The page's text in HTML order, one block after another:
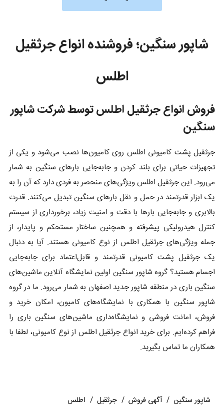
شاپور سنگین؛ فروشنده انواع جرثقیل
اطلس
فروش انواع جرثقیل اطلس توسط شرکت شاپور
سنگین
جرثقیل پشت کامیونی اطلس روی کامیون‌ها نصب می‌شود و یکی از
تجهیزات حیاتی برای بلند کردن و جابه‌جایی بارهای سنگین به شمار
می‌رود. این جرثقیل اطلس ویژگی‌های منحصر به فردی دارد که آن را به
یک ابزار قدرتمند در حمل و نقل بارهای سنگین تبدیل می‌کنند. قدرت
بالابری و جابه‌جایی بارها با دقت و امنیت زیاد، برخورداری از سیستم
کنترل هیدرولیکی پیشرفته و همچنین ساختار مستحکم و پایدار، از
جمله ویژگی‌های جرثقیل اطلس از نوع کامیونی هستند. آیا به دنبال
یک جرثقیل پشت کامیونی قدرتمند و قابل‌اعتماد برای جابه‌جایی
اجسام هستید؟ گروه شاپور سنگین اولین نمایشگاه آنلاین ماشین‌های
سنگین باری در منطقه شاپور جدید اصفهان به شمار می‌رود. ما در گروه
شاپور سنگین با همکاری با نمایشگاه‌های کامیون، امکان خرید و
فروش، امانت فروشی و نمایشگاه‌داری ماشین‌های سنگین باری را
فراهم کرده‌ایم. برای خرید انواع جرثقیل اطلس از نوع کامیونی، لطفا با
همکاران ما تماس بگیرید.
شاپور سنگین / آگهی فروش / جرثقیل / اطلس